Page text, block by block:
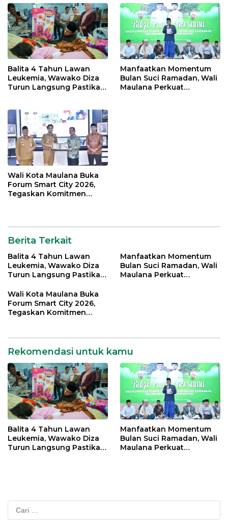
Balita 4 Tahun Lawan
Leukemia, Wawako Diza
Turun Langsung Pastikan
Manfaatkan Momentum
Bulan Suci Ramadan, Wali
Maulana Perkuat
Wali Kota Maulana Buka
Forum Smart City 2026,
Tegaskan Komitmen
Berita Terkait
Balita 4 Tahun Lawan
Leukemia, Wawako Diza
Turun Langsung Pastikan
Manfaatkan Momentum
Bulan Suci Ramadan, Wali
Maulana Perkuat
Wali Kota Maulana Buka
Forum Smart City 2026,
Tegaskan Komitmen
Rekomendasi untuk kamu
Balita 4 Tahun Lawan
Leukemia, Wawako Diza
Turun Langsung Pastikan
Manfaatkan Momentum
Bulan Suci Ramadan, Wali
Maulana Perkuat